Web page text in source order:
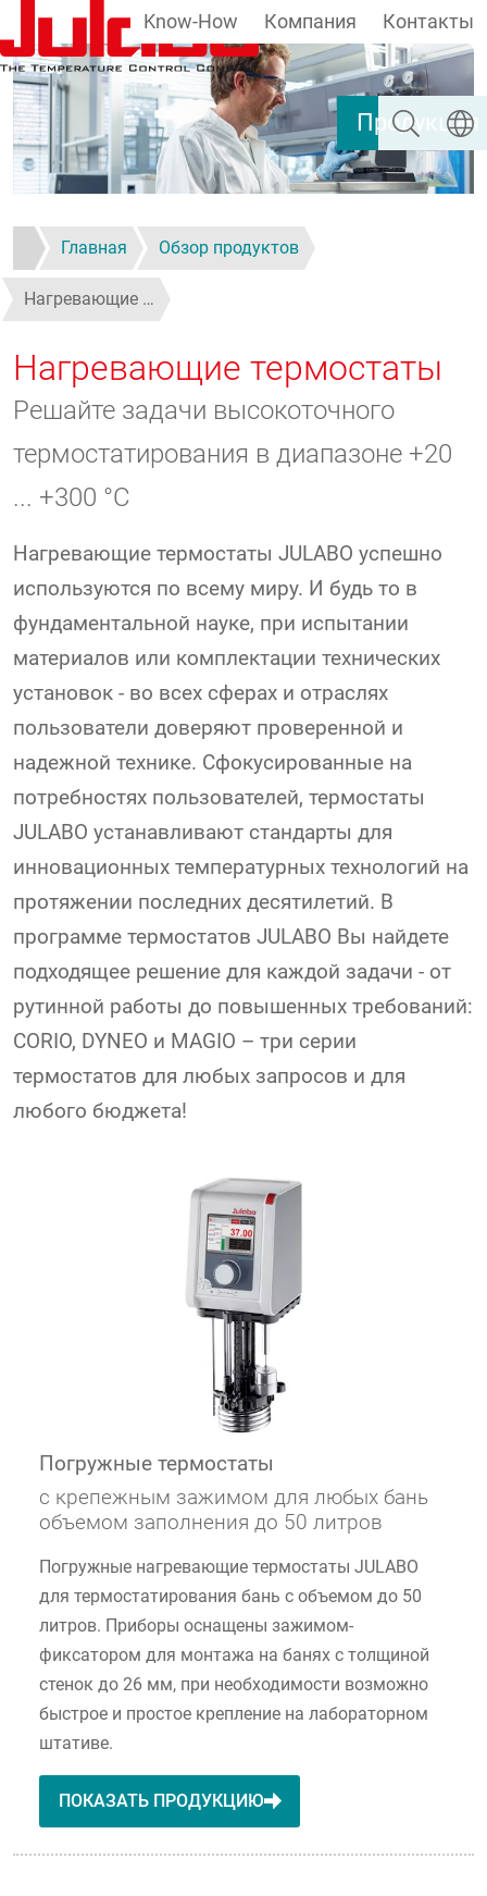
Перейти к основному содержанию
Продукция
Know-How Компания Контакты
Поиск
Главная Обзор продуктов
Нагревающие …
Нагревающие термостаты
Решайте задачи высокоточного
термостатирования в диапазоне +20
... +300 °C
Нагревающие термостаты JULABO успешно
используются по всему миру. И будь то в
фундаментальной науке, при испытании
материалов или комплектации технических
установок - во всех сферах и отраслях
пользователи доверяют проверенной и
надежной технике. Сфокусированные на
потребностях пользователей, термостаты
JULABO устанавливают стандарты для
инновационных температурных технологий на
протяжении последних десятилетий. В
программе термостатов JULABO Вы найдете
подходящее решение для каждой задачи - от
рутинной работы до повышенных требований:
CORIO, DYNEO и MAGIO – три серии
термостатов для любых запросов и для
любого бюджета!
Погружные термостаты
с крепежным зажимом для любых бань
объемом заполнения до 50 литров
Погружные нагревающие термостаты JULABO
для термостатирования бань с объемом до 50
литров. Приборы оснащены зажимом-
фиксатором для монтажа на банях с толщиной
стенок до 26 мм, при необходимости возможно
быстрое и простое крепление на лабораторном
штативе.
ПОКАЗАТЬ ПРОДУКЦИЮ